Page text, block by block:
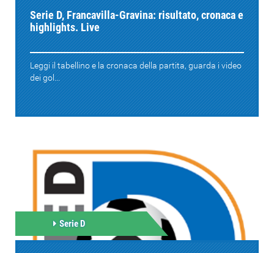
Serie D, Francavilla-Gravina: risultato, cronaca e
highlights. Live
Leggi il tabellino e la cronaca della partita, guarda i video
dei gol...
Serie D